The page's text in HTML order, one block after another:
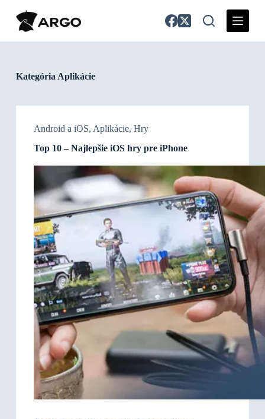
p
Kategória Aplikácie
Android a iOS, Aplikácie, Hry
Top 10 – Najlepšie iOS hry pre iPhone